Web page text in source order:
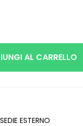
AL CARRELLO
SEDIE ESTERNO